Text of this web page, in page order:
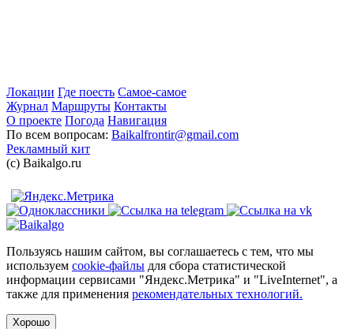
Локации Где поесть Самое-самое
Журнал Маршруты Контакты
О проекте Погода Навигация
По всем вопросам: Baikalfrontir@gmail.com
Рекламный кит
(с) Baikalgo.ru
Пользуясь нашим сайтом, вы соглашаетесь с тем, что мы
используем cookie-файлы для сбора статистической
информации сервисами "Яндекс.Метрика" и "LiveInternet", а
также для применения рекомендательных технологий.
Хорошо